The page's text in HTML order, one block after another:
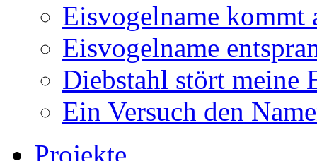
Eisvogelname kommt
Eisvogelname
Diebstahl stört meine
Ein Versuch den
Projekte